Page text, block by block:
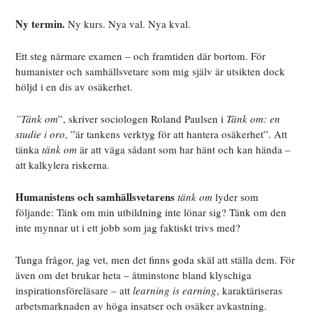
Ny termin. Ny kurs. Nya val. Nya kval.
Ett steg närmare examen – och framtiden där bortom. För
humanister och samhällsvetare som mig själv är utsikten dock
höljd i en dis av osäkerhet.
”Tänk om”, skriver sociologen Roland Paulsen i Tänk om: en
studie i oro, ”är tankens verktyg för att hantera osäkerhet”. Att
tänkatänk om är att väga sådant som har hänt och kan hända –
att kalkylera riskerna.
Humanistens och samhällsvetarens tänk om lyder som
följande: Tänk om min utbildning inte lönar sig? Tänk om den
inte mynnar ut i ett jobb som jag faktiskt trivs med?
Tunga frågor, jag vet, men det finns goda skäl att ställa dem. För
även om det brukar heta – åtminstone bland klyschiga
inspirationsföreläsare – attlearning is earning, karaktäriseras
arbetsmarknaden av höga insatser och osäker avkastning.